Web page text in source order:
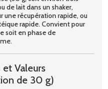
de lait dans un shaker,
une récupération rapide, ou
rapide. Convient pour
soit en phase de
Valeurs
de 30 g)